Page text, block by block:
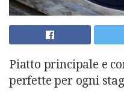
Piatto principale e
perfette per ogni